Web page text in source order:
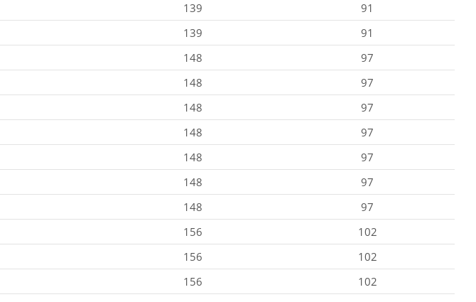
139
91
139
91
148
97
148
97
148
97
148
97
148
97
148
97
148
97
156
102
156
102
156
102